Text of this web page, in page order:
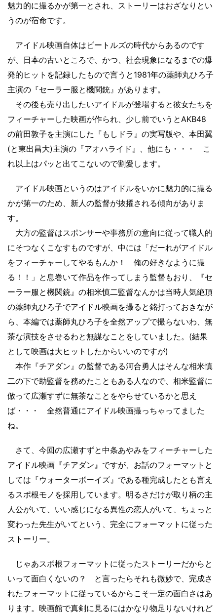
魅力的に撮るかが第一とされ、ストーリーはおざなりとい
うのが宿命です。
アイドル映画自体はビートルズの時代からあるのです
が、日本の古いところで、かつ、社会現象になるまでの爆
発的ヒットを記録したもので言うと1981年の薬師丸ひろ子
主演の『セーラー服と機関銃』があります。
その後も売り出したいアイドルが登場すると彼女たちを
フィーチャーした映画が作られ、少し前でいうとAKB48
の前田敦子を主演にした『もしドラ』の実写版や、本田翼
(と東出昌大)主演の『アオハライド』、他にも・・・ こ
れ以上はパッと出てこないので割愛します。
アイドル映画というのはアイドルをいかに魅力的に撮る
かが第一のため、新人の監督が抜擢される傾向がありま
す。
大方の監督はスポンサーや事務所の意向に従って職人的
にそつなくこなすものですが、中には「だーれがアイドル
をフィーチャーしてやるもんか！ 俺の好きなように撮
る！！」と息巻いて作品を作ってしまう監督もおり、『セ
ーラー服と機関銃』の相米慎二監督なんかは当時人気絶頂
の薬師丸ひろ子でアイドル映画を撮ると銘打っておきなが
ら、本編では薬師丸ひろ子を全然アップで撮らないわ、無
茶な演技をさせるわと無謀なことをしていました。(結果
として映画は大ヒットしたからいいのですが)
本作『チアダン』の監督である河合勇人はそんな相米慎
二の下で助監督を務めたこともある人なので、相米監督に
倣って広瀬すずに無茶なことをやらせているかと思え
ば・・・ 全然普通にアイドル映画撮っちゃってました
ね。
さて、今回の広瀬すずと中条あやみをフィーチャーした
アイドル映画『チアダン』ですが、お話のフォーマットと
しては『ウォーターボーイズ』である種完成したとも言え
るスポ根モノを採用しています。明るさだけが取り柄の主
人公がいて、いい感じになる異性の恋人がいて、ちょっと
変わった先生がいてという、完全にフォーマットに従った
ストーリー。
じゃあスポ根フォーマットに従ったストーリーだからと
いって面白くないの？ と言ったらそれも微妙で、完成さ
れたフォーマットに従っているからこそ一定の面白さはあ
ります。映画館で真剣に見るにはかなり物足りないけれど